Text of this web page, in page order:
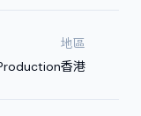
地區
香港